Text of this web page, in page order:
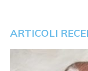
ARTICOLI